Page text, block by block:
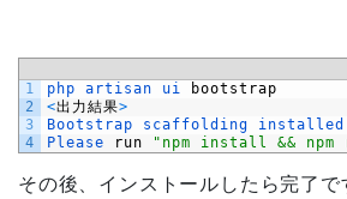
1
2
3
4
php artisan ui
bootstrap
<出力結果>
Bootstrap scaffolding installed
Please
run "npm install && npm
その後、インストールしたら完了で